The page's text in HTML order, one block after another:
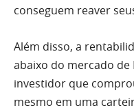
conseguem reaver
Além disso, a
abaixo do mercado
investidor que
mesmo em uma